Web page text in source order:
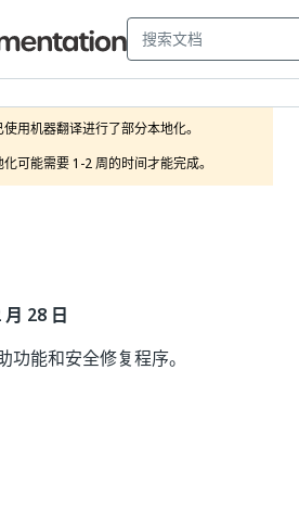
用机器翻译进行了部分本地化。
可能需要 1-2 周的时间才能完成。
28 日
能和安全修复程序。